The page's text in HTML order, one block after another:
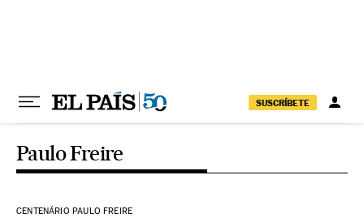
SUSCRÍBETE
Paulo Freire
CENTENÁRIO PAULO FREIRE